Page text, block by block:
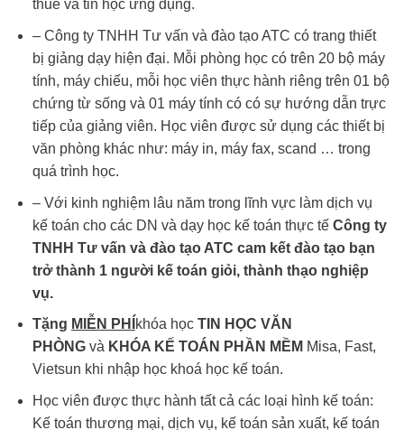
thuế và tin học ứng dụng.
– Công ty TNHH Tư vấn và đào tạo ATC có trang thiết
bị giảng dạy hiện đại. Mỗi phòng học có trên 20 bộ máy
tính, máy chiếu, mỗi học viên thực hành riêng trên 01 bộ
chứng từ sống và 01 máy tính có có sự hướng dẫn trực
tiếp của giảng viên. Học viên được sử dụng các thiết bị
văn phòng khác như: máy in, máy fax, scand … trong
quá trình học.
– Với kinh nghiệm lâu năm trong lĩnh vực làm dịch vụ
kế toán cho các DN và dạy học kế toán thực tế Công ty
TNHH Tư vấn và đào tạo ATC cam kết đào tạo bạn
trở thành 1 người kế toán giỏi, thành thạo nghiệp
vụ.
Tặng MIỄN PHÍ khóa học TIN HỌC VĂN
PHÒNGvà KHÓA KẾ TOÁN PHẦN MỀM Misa, Fast,
Vietsun khi nhập học khoá học kế toán.
Học viên được thực hành tất cả các loại hình kế toán:
Kế toán thương mại, dịch vụ, kế toán sản xuất, kế toán